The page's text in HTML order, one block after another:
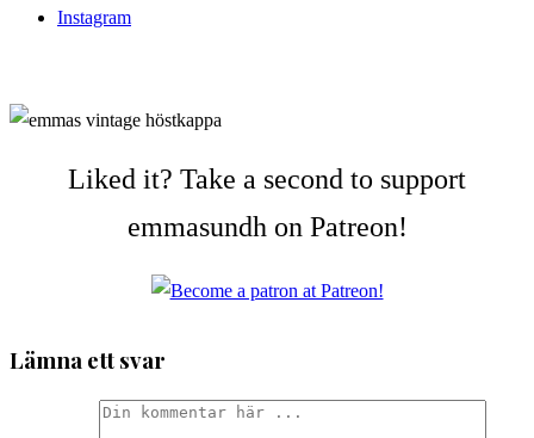
Instagram
Liked it? Take a second to support
emmasundh on Patreon!
Lämna ett svar